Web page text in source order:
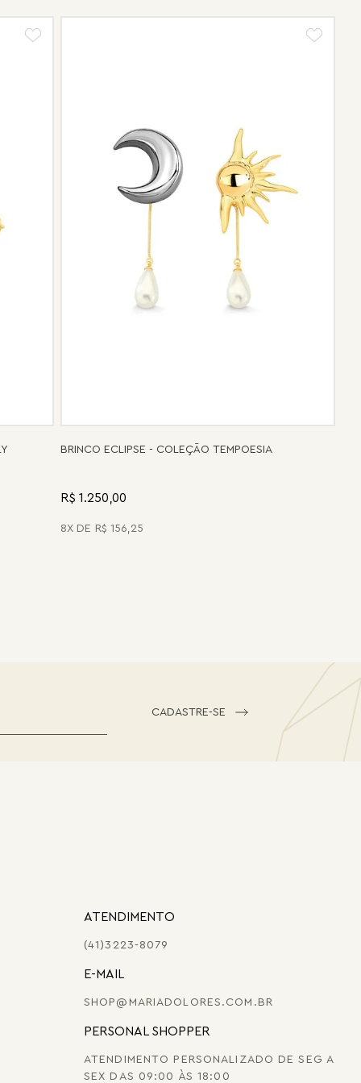
BRINCO ECLIPSE - COLEÇÃO TEMPOESIA
R$ 1.250,00
8 R$ 156,25
CADASTRE-SE
ATENDIMENTO
(41)3223-8079
E-MAIL
SHOP@MARIADOLORES.COM.BR
PERSONAL SHOPPER
ATENDIMENTO PERSONALIZADO DE SEG A
SEX DAS 09:00 ÀS 18:00